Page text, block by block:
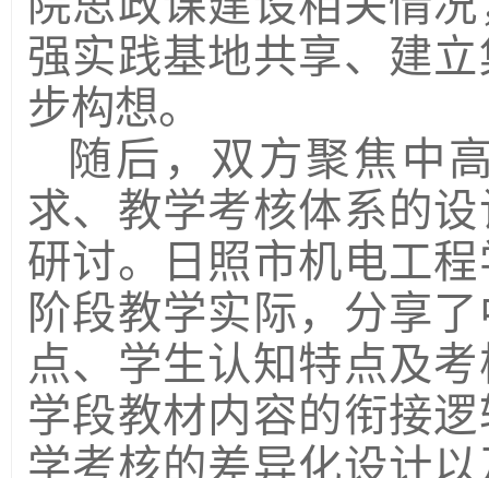
强实践基地共享、建
步构想。
随后，双方聚焦中
求、教学考核体系的
研讨。日照市机电工
阶段教学实际，分享
点、学生认知特点及
学段教材内容的衔接
学考核的差异化设计